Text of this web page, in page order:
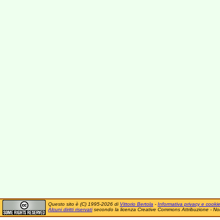
Questo sito è (C) 1995-2026 di Vittorio Bertola - Informativa privacy e cookie
Alcuni diritti riservatisecondo la licenza Creative Commons Attribuzione -